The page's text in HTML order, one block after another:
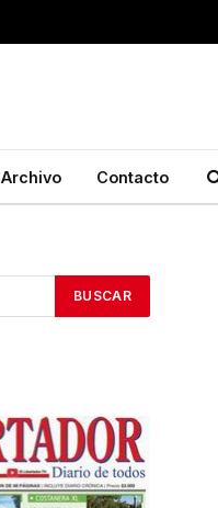
Archivo Contacto